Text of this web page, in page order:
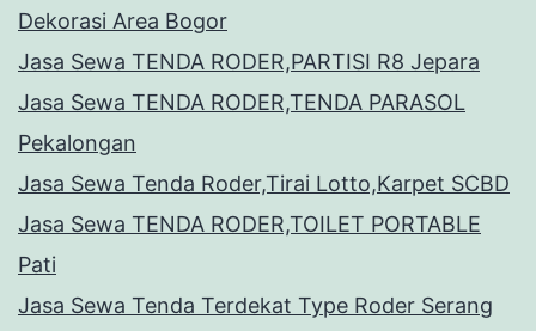
Dekorasi Area Bogor
Jasa Sewa TENDA RODER,PARTISI R8 Jepara
Jasa Sewa TENDA RODER,TENDA PARASOL
Pekalongan
Jasa Sewa Tenda Roder,Tirai Lotto,Karpet SCBD
Jasa Sewa TENDA RODER,TOILET PORTABLE
Pati
Jasa Sewa Tenda Terdekat Type Roder Serang